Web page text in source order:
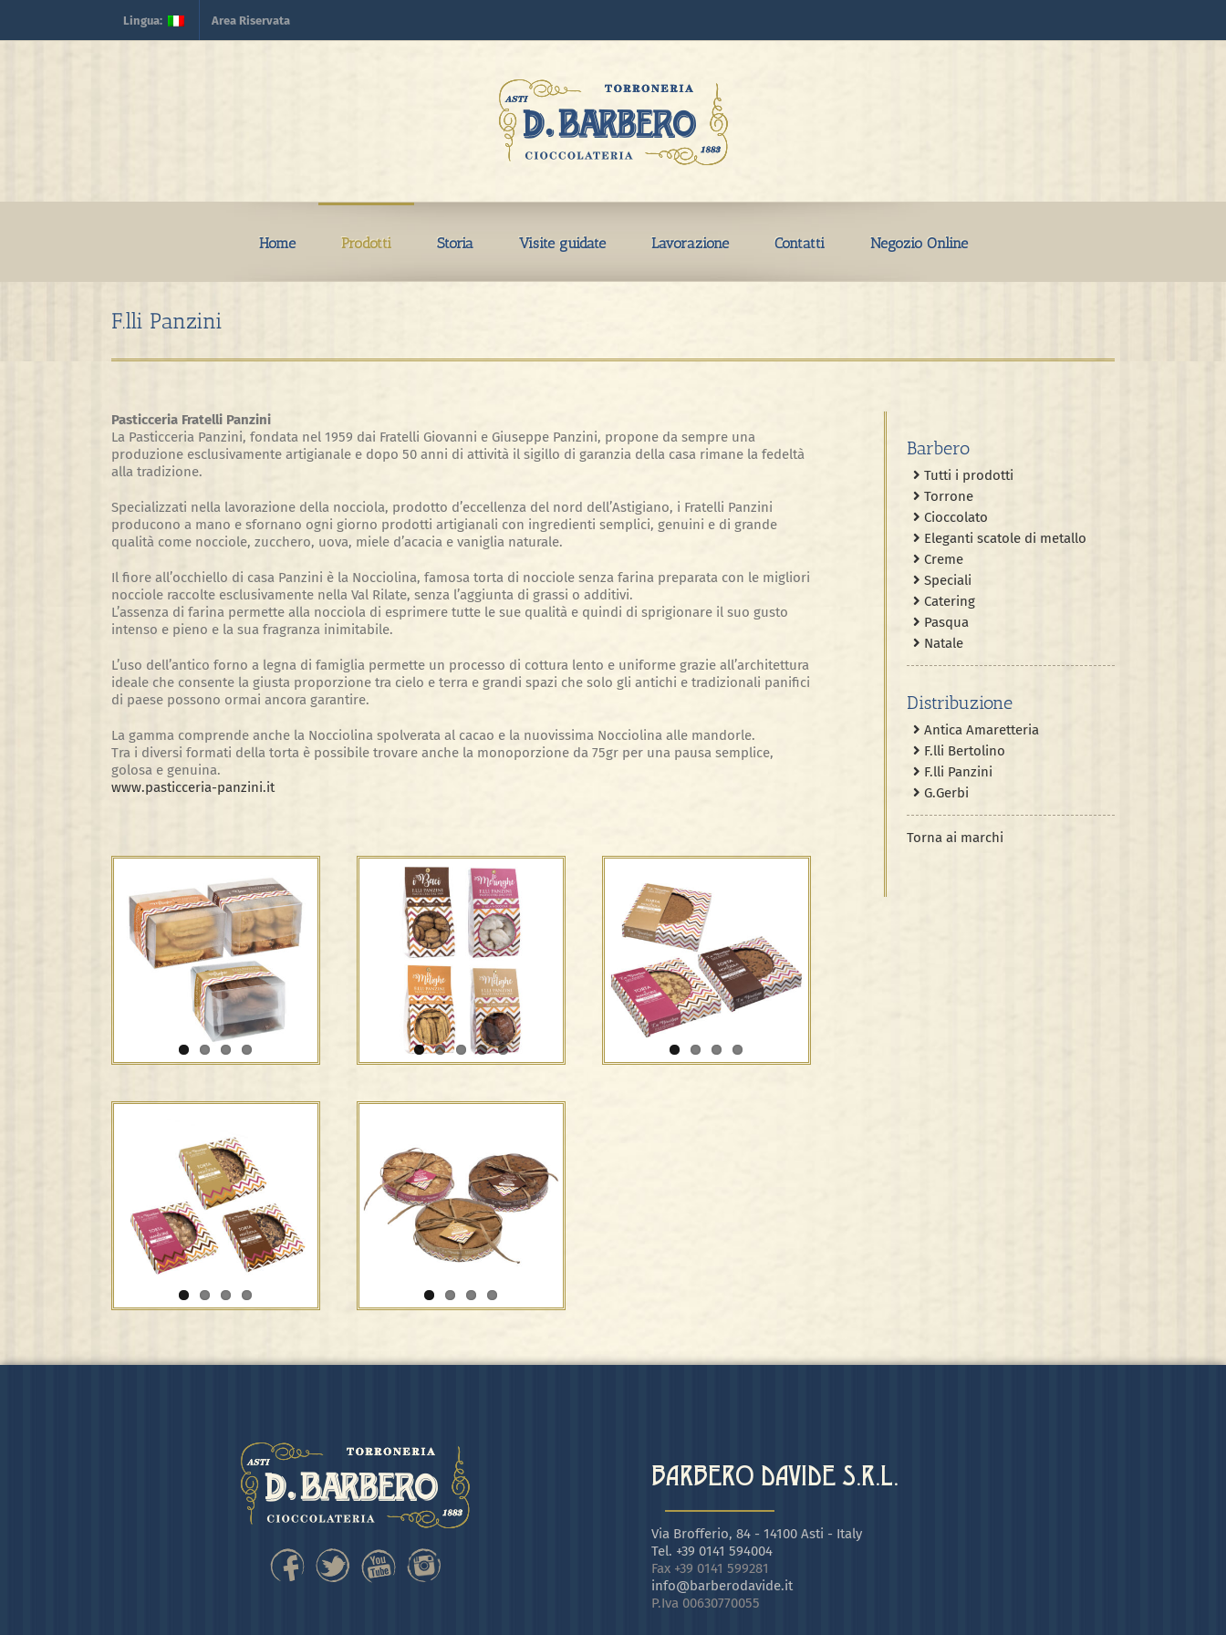
content
Lingua: Area Riservata
Home Prodotti Storia Visite guidate Lavorazione Contatti Negozio Online
F.lli Panzini
Pasticceria Fratelli Panzini
La Pasticceria Panzini, fondata nel 1959 dai Fratelli Giovanni e Giuseppe Panzini, propone da sempre una
produzione esclusivamente artigianale e dopo 50 anni di attività il sigillo di garanzia della casa rimane la fedeltà
alla tradizione.
Specializzati nella lavorazione della nocciola, prodotto d’eccellenza del nord dell’Astigiano, i Fratelli Panzini
producono a mano e sfornano ogni giorno prodotti artigianali con ingredienti semplici, genuini e di grande
qualità come nocciole, zucchero, uova, miele d’acacia e vaniglia naturale.
Il fiore all’occhiello di casa Panzini è la Nocciolina, famosa torta di nocciole senza farina preparata con le migliori
nocciole raccolte esclusivamente nella Val Rilate, senza l’aggiunta di grassi o additivi.
L’assenza di farina permette alla nocciola di esprimere tutte le sue qualità e quindi di sprigionare il suo gusto
intenso e pieno e la sua fragranza inimitabile.
L’uso dell’antico forno a legna di famiglia permette un processo di cottura lento e uniforme grazie all’architettura
ideale che consente la giusta proporzione tra cielo e terra e grandi spazi che solo gli antichi e tradizionali panifici
di paese possono ormai ancora garantire.
La gamma comprende anche la Nocciolina spolverata al cacao e la nuovissima Nocciolina alle mandorle.
Tra i diversi formati della torta è possibile trovare anche la monoporzione da 75gr per una pausa semplice,
golosa e genuina.
www.pasticceria-panzini.it
I cubi – F.lli Panzini
I Baci, Le Melighe e le
meringhe alla nocciola –
F.lli Panzini
Barbero
Tutti i prodotti
Torrone
Cioccolato
Eleganti scatole di metallo
Creme
Speciali
Catering
Pasqua
Natale
Distribuzione
Antica Amaretteria
F.lli Bertolino
F.lli Panzini
G.Gerbi
Torna ai marchi
BARBERO DAVIDE S.R.L.
Via Brofferio, 84 - 14100 Asti - Italy
Tel. +39 0141 594004
Fax +39 0141 599281
info@barberodavide.it
P.Iva 00630770055